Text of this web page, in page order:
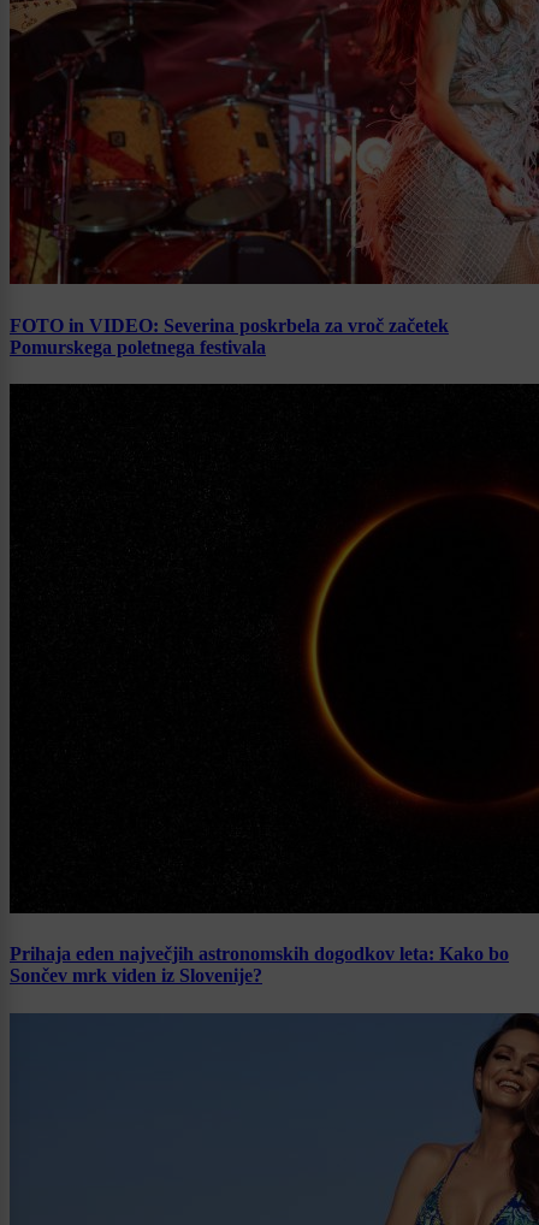
FOTO in VIDEO: Severina poskrbela za vroč začetek
Pomurskega poletnega festivala
Prihaja eden največjih astronomskih dogodkov leta: Kako bo
Sončev mrk viden iz Slovenije?